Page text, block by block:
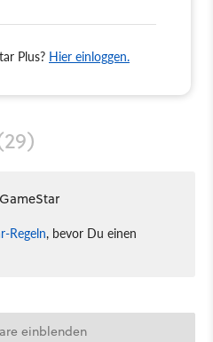
Plus? Hier einloggen.
Regeln, bevor Du einen
einblenden